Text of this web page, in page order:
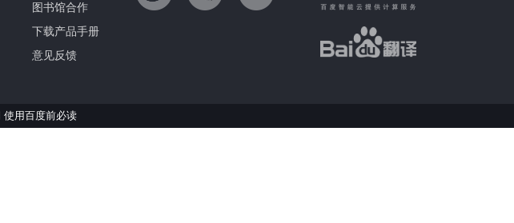
图书馆合作
下载产品手册
意见反馈
使用百度前必读